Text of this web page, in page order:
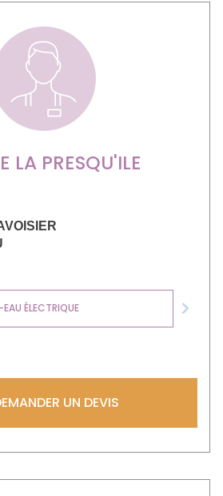
LA PRESQU'ILE
ÉLECTRIQUE
Next
UN DEVIS